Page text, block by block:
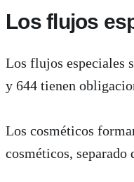
Los flujos
Los flujos especiales
y 644 tienen
Los cosméticos
cosméticos, separado